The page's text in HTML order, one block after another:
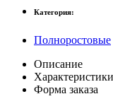
Категория:
Полноростовые
Описание
Характеристики
Форма заказа